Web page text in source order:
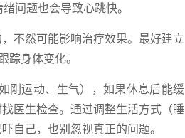
问题也会导致心跳快。
不然可能影响治疗效果。最好建立
身体变化。
刚运动、生气），如果休息后能缓
医生检查。通过调整生活方式（睡
自己，也别忽视真正的问题。